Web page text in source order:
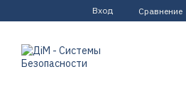
Перейти к основному контенту
Вход Сравнение